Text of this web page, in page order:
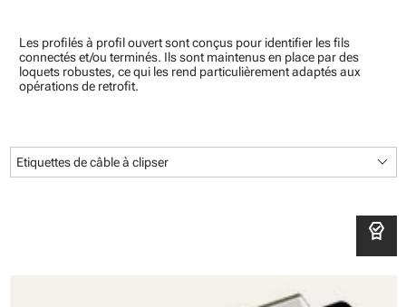
Les profilés à profil ouvert sont conçus pour identifier les fils
connectés et/ou terminés. Ils sont maintenus en place par des
loquets robustes, ce qui les rend particulièrement adaptés aux
opérations de retrofit.
Etiquettes de câble à clipser keyboard_arrow_down
editor_choice